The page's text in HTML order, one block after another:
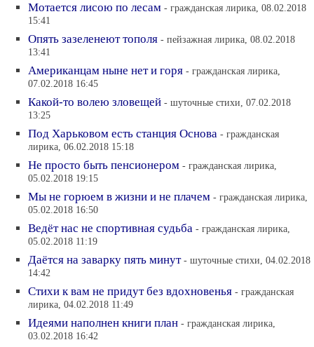
Мотается лисою по лесам - гражданская лирика, 08.02.2018
15:41
Опять зазеленеют тополя - пейзажная лирика, 08.02.2018
13:41
Американцам ныне нет и горя - гражданская лирика,
07.02.2018 16:45
Какой-то волею зловещей - шуточные стихи, 07.02.2018
13:25
Под Харьковом есть станция Основа - гражданская
лирика, 06.02.2018 15:18
Не просто быть пенсионером - гражданская лирика,
05.02.2018 19:15
Мы не горюем в жизни и не плачем - гражданская лирика,
05.02.2018 16:50
Ведёт нас не спортивная судьба - гражданская лирика,
05.02.2018 11:19
Даётся на заварку пять минут - шуточные стихи, 04.02.2018
14:42
Стихи к вам не придут без вдохновенья - гражданская
лирика, 04.02.2018 11:49
Идеями наполнен книги план - гражданская лирика,
03.02.2018 16:42